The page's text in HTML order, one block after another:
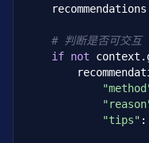
recommendations
# 判断是否可交互
if not
"tips"